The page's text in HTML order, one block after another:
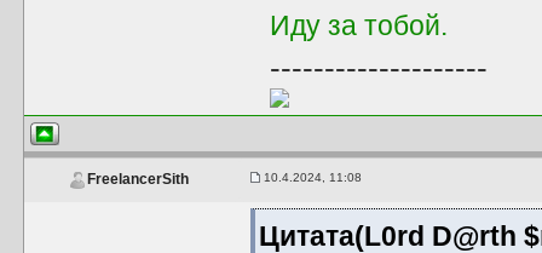
Иду за тобой.
--------------------
FreelancerSith 10.4.2024, 11:08
Цитата(L0rd D@rth